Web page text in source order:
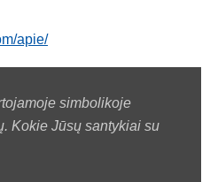
apie/
simbolikoje
Kokie Jūsų santykiai su